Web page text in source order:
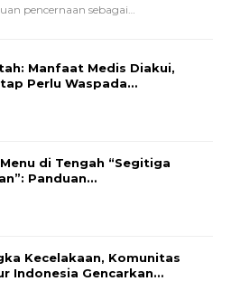
pencernaan sebagai…
Manfaat Medis Diakui,
Perlu Waspada…
di Tengah “Segitiga
Panduan…
Kecelakaan, Komunitas
Indonesia Gencarkan…